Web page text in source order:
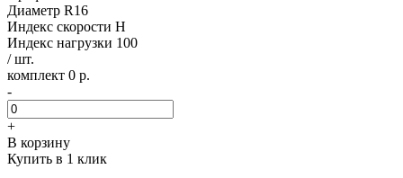
Диаметр R16
Индекс скорости H
Индекс нагрузки 100
/ шт.
комплект 0 р.
-
+
В корзину
Купить в 1 клик